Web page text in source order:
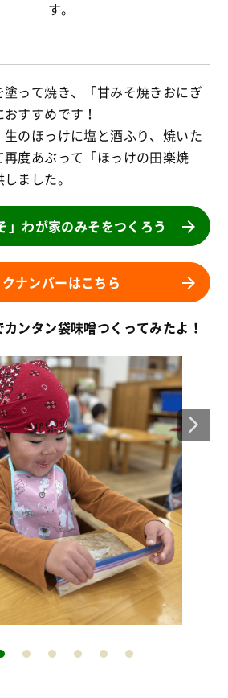
す。
って焼き、「甘みそ焼きおにぎ
すすめです！
のほっけに塩と酒ふり、焼いた
度あぶって「ほっけの田楽焼
ました。
」わが家のみそをつくろう
ナンバーはこちら
ンタン袋味噌つくってみたよ！